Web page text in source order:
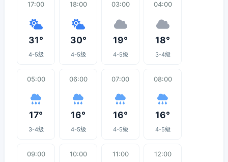
17:00
31°
4-5级
18:00
30°
4-5级
03:00
19°
4-5级
04:00
18°
3-4级
05:00
17°
3-4级
06:00
16°
4-5级
07:00
16°
4-5级
08:00
16°
4-5级
09:00 10:00 11:00 12:00